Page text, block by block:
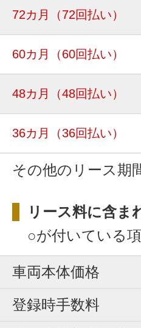
72カ月 （72回払い）
60カ月 （60回払い）
48カ月 （48回払い）
36カ月 （36回払い）
その他のリース期
リース料に含ま
○が付いている
車両本体価格
登録時手数料